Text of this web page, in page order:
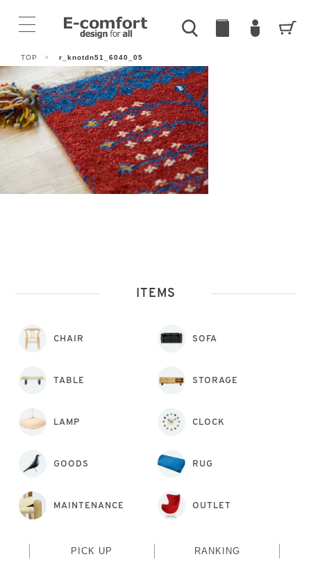
TOP > r_knotdn51_6040_05
ITEMS
CHAIR SOFA
TABLE STORAGE
LAMP CLOCK
GOODS RUG
MAINTENANCE OUTLET
PICK UP RANKING